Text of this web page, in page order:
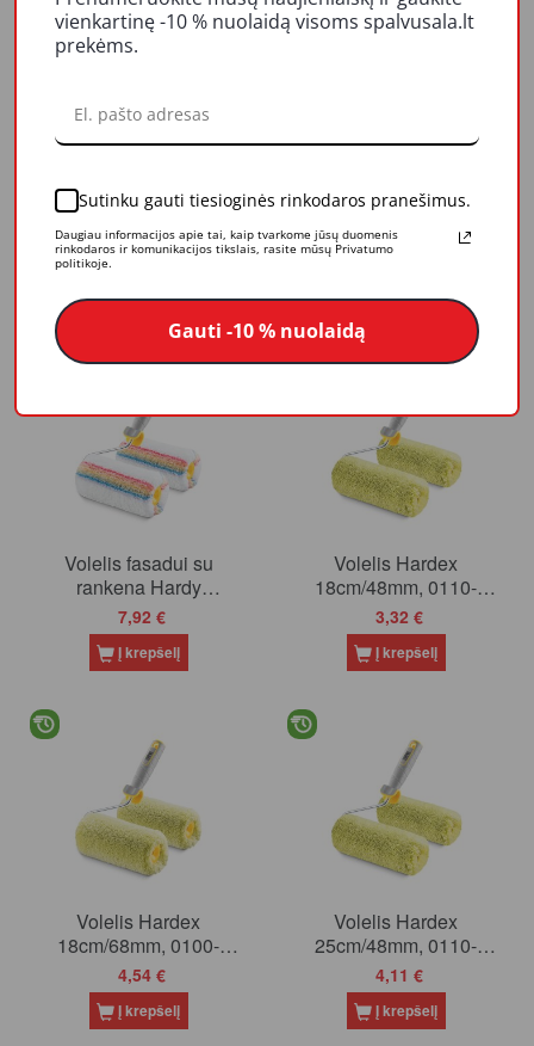
Volelis dažams Hardy
Gepard su rankena
25cm/48mm (0111-
154825)
6,07 €
Į krepšelį
Volelis fasadui su
rankena Hardy
Elitakolor 18mm/18cm
6,77 €
Į krepšelį
Volelis fasadui su
rankena Hardy
Elitakolor 18mm/25cm
(0101-226825)
7,92 €
Į krepšelį
Volelis Hardex
18cm/48mm, 0110-
104818
3,32 €
Į krepšelį
Volelis Hardex
18cm/68mm, 0100-
106818
4,54 €
Į krepšelį
Volelis Hardex
25cm/48mm, 0110-
104825
4,11 €
Į krepšelį
vienkartinę -10 % nuolaidą visoms spalvusala.lt
prekėms.
Sutinku gauti tiesioginės rinkodaros pranešimus.
Daugiau informacijos apie tai, kaip tvarkome jūsų duomenis
rinkodaros ir komunikacijos tikslais, rasite mūsų Privatumo
politikoje.
Gauti -10 % nuolaidą